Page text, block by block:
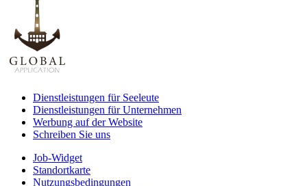
Dienstleistungen für Seeleute
Dienstleistungen für Unternehmen
Werbung auf der Website
Schreiben Sie uns
Job-Widget
Standortkarte
Nutzungsbedingungen